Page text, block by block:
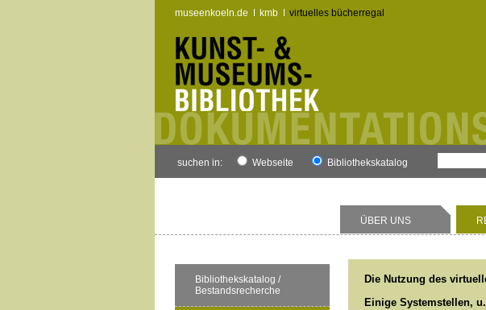
museenkoeln.de kmb virtuelles bücherregal
suchen in: Webseite Bibliothekskatalog
ÜBER UNS
Bibliothekskatalog /
Bestandsrecherche
Die Nutzung des
Einige Systemstellen,